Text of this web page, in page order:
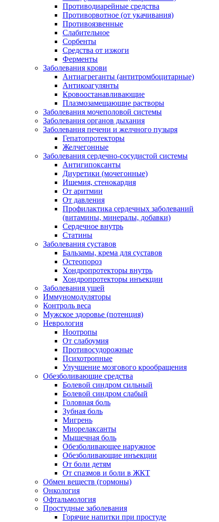
Противодиарейные средства
Противорвотное (от укачивания)
Противоязвенные
Слабительное
Сорбенты
Средства от изжоги
Ферменты
Заболевания крови
Антиагреганты (антитромбоцитарные)
Антикоагулянты
Кровоостанавливающие
Плазмозамещающие растворы
Заболевания мочеполовой системы
Заболевания органов дыхания
Заболевания печени и желчного пузыря
Гепатопротекторы
Желчегонные
Заболевания сердечно-сосудистой системы
Антигипоксанты
Диуретики (мочегонные)
Ишемия, стенокардия
От аритмии
От давления
Профилактика сердечных заболеваний
(витамины, минералы, добавки)
Сердечное внутрь
Статины
Заболевания суставов
Бальзамы, крема для суставов
Остеопороз
Хондропротекторы внутрь
Хондропротекторы инъекции
Заболевания ушей
Иммуномодуляторы
Контроль веса
Мужское здоровье (потенция)
Неврология
Ноотропы
От слабоумия
Противосудорожные
Психотропные
Улучшение мозгового крообращения
Обезболивающие средства
Болевой синдром сильный
Болевой синдром слабый
Головная боль
Зубная боль
Мигрень
Миорелаксанты
Мышечная боль
Обезболивающее наружное
Обезболивающие инъекции
От боли детям
От спазмов и боли в ЖКТ
Обмен веществ (гормоны)
Онкология
Офтальмология
Простудные заболевания
Горячие напитки при простуде